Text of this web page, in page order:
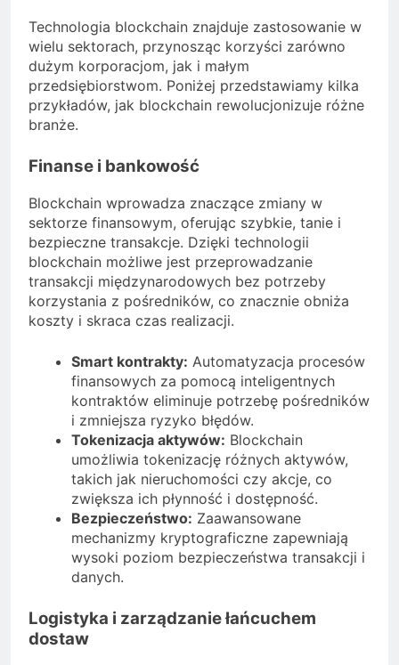
Technologia blockchain znajduje zastosowanie w
wielu sektorach, przynosząc korzyści zarówno
dużym korporacjom, jak i małym
przedsiębiorstwom. Poniżej przedstawiamy kilka
przykładów, jak blockchain rewolucjonizuje różne
branże.
Finanse i bankowość
Blockchain wprowadza znaczące zmiany w
sektorze finansowym, oferując szybkie, tanie i
bezpieczne transakcje. Dzięki technologii
blockchain możliwe jest przeprowadzanie
transakcji międzynarodowych bez potrzeby
korzystania z pośredników, co znacznie obniża
koszty i skraca czas realizacji.
Smart kontrakty: Automatyzacja procesów
finansowych za pomocą inteligentnych
kontraktów eliminuje potrzebę pośredników
i zmniejsza ryzyko błędów.
Tokenizacja aktywów: Blockchain
umożliwia tokenizację różnych aktywów,
takich jak nieruchomości czy akcje, co
zwiększa ich płynność i dostępność.
Bezpieczeństwo: Zaawansowane
mechanizmy kryptograficzne zapewniają
wysoki poziom bezpieczeństwa transakcji i
danych.
Logistyka i zarządzanie łańcuchem
dostaw